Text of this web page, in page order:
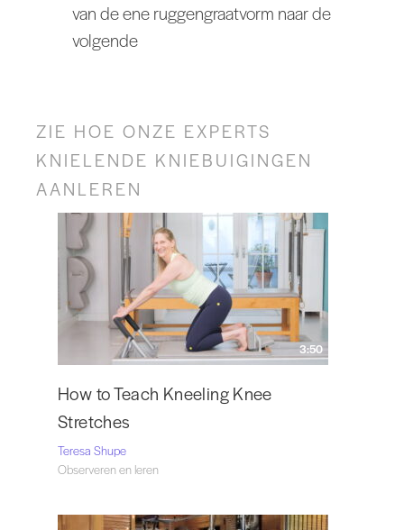
van de ene ruggengraatvorm naar de
volgende
ZIE HOE ONZE EXPERTS
KNIELENDE KNIEBUIGINGEN
AANLEREN
3:50
How to Teach Kneeling Knee
Stretches
Teresa Shupe
Observeren en leren